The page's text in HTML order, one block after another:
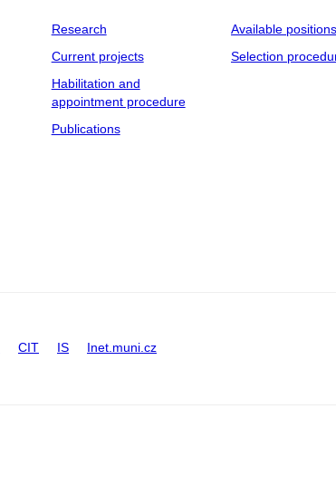
Research
Current projects
Habilitation and
appointment procedure
Publications
Available positions
Selection
CIT IS Inet.muni.cz